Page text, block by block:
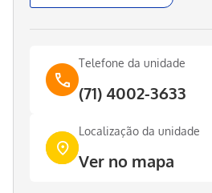
Telefone da unidade
(71) 4002-3633
Localização da unidade
Ver no mapa